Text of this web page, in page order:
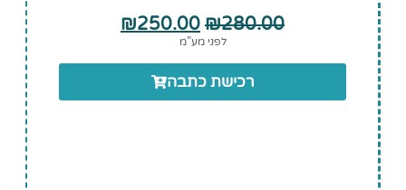
₪280.00
₪250.00
לפני מע”מ
רכישת כתבה